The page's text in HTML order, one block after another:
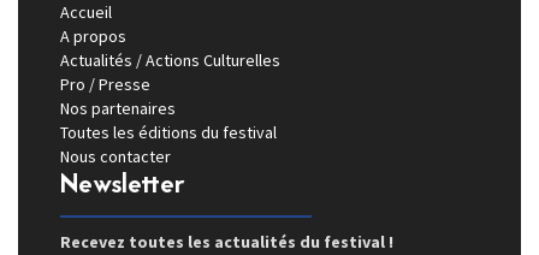
Accueil
A propos
Actualités / Actions Culturelles
Pro / Presse
Nos partenaires
Toutes les éditions du festival
Nous contacter
Newsletter
Recevez toutes les actualités du festival !